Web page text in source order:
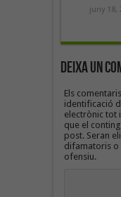
juny 18,
Deixa un
Els
identificació
electrònic tot
que el
post. Seran
difamatoris o
ofensiu.